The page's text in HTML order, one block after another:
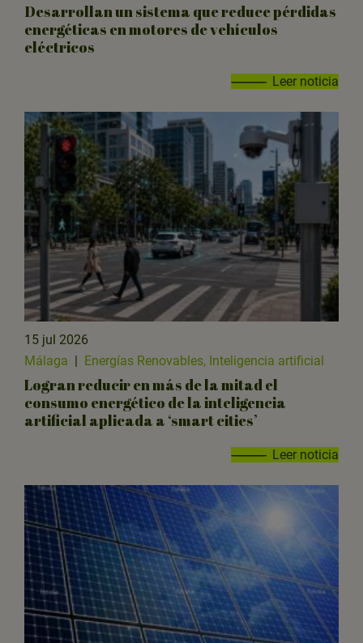
Desarrollan un sistema que reduce pérdidas
energéticas en motores de vehículos
eléctricos
Leer noticia
15 jul 2026
Málaga | Energías Renovables, Inteligencia artificial
Logran reducir en más de la mitad el
consumo energético de la inteligencia
artificial aplicada a ‘smart cities’
Leer noticia